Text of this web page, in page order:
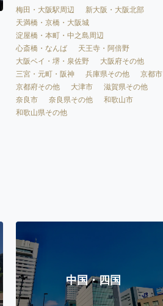
梅田・大阪駅周辺
新大阪・大阪北部
天満橋・京橋・大阪城
淀屋橋・本町・中之島周辺
心斎橋・なんば
天王寺・阿倍野
大阪ベイ・堺・泉佐野
大阪府その他
三宮・元町・阪神
兵庫県その他
京都市
京都府その他
大津市
滋賀県その他
奈良市
奈良県その他
和歌山市
和歌山県その他
中国・四国